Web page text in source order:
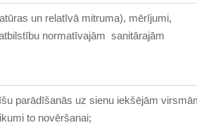
un relatīvā mitruma), mērījumi,
normatīvajām sanitārajām
parādīšanās uz sienu iekšējām
to novēršanai;